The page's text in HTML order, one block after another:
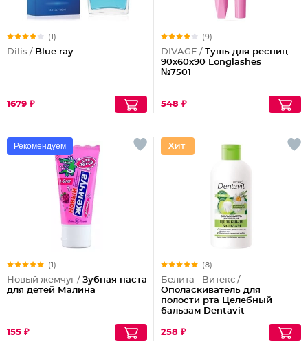
(1)
Dilis / Blue ray
1679 ₽
(9)
DIVAGE / Тушь для ресниц
90x60x90 Longlashes
№7501
548 ₽
Рекомендуем
(1)
Новый жемчуг / Зубная паста
для детей Малина
155 ₽
(8)
Белита - Витекс /
Ополаскиватель для
полости рта Целебный
бальзам Dentavit
258 ₽